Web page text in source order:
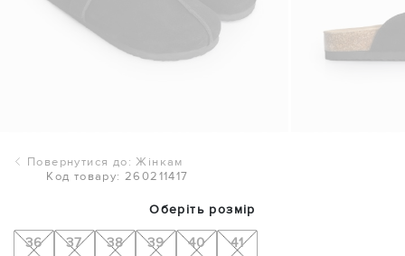
Повернутися до: Жінкам
Код товару: 260211417
Оберіть розмір
36 37 38 39 40 41